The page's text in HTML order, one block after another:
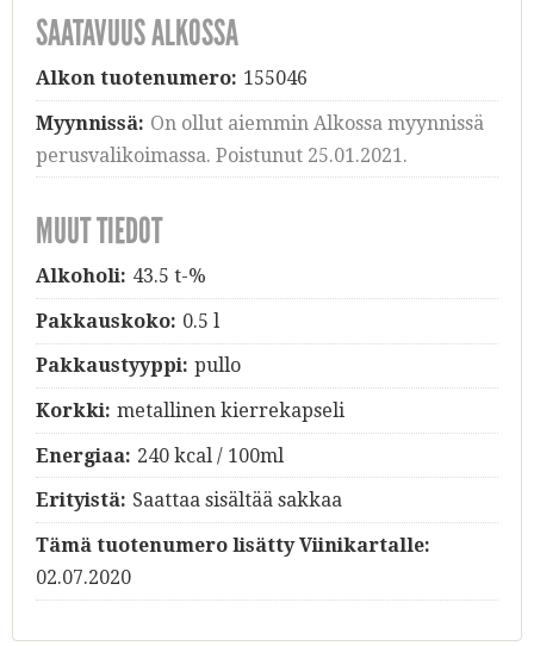
SAATAVUUS ALKOSSA
Alkon tuotenumero: 155046
Myynnissä: On ollut aiemmin Alkossa myynnissä
perusvalikoimassa. Poistunut 25.01.2021.
MUUT TIEDOT
Alkoholi: 43.5 t-%
Pakkauskoko: 0.5 l
Pakkaustyyppi: pullo
Korkki: metallinen kierrekapseli
Energiaa: 240 kcal / 100ml
Erityistä: Saattaa sisältää sakkaa
Tämä tuotenumero lisätty Viinikartalle:
02.07.2020